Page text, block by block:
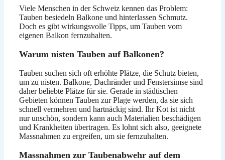
Viele Menschen in der Schweiz kennen das Problem:
Tauben besiedeln Balkone und hinterlassen Schmutz.
Doch es gibt wirkungsvolle Tipps, um Tauben vom
eigenen Balkon fernzuhalten.
Warum nisten Tauben auf Balkonen?
Tauben suchen sich oft erhöhte Plätze, die Schutz bieten,
um zu nisten. Balkone, Dachränder und Fenstersimse sind
daher beliebte Plätze für sie. Gerade in städtischen
Gebieten können Tauben zur Plage werden, da sie sich
schnell vermehren und hartnäckig sind. Ihr Kot ist nicht
nur unschön, sondern kann auch Materialien beschädigen
und Krankheiten übertragen. Es lohnt sich also, geeignete
Massnahmen zu ergreifen, um sie fernzuhalten.
Massnahmen zur Taubenabwehr auf dem